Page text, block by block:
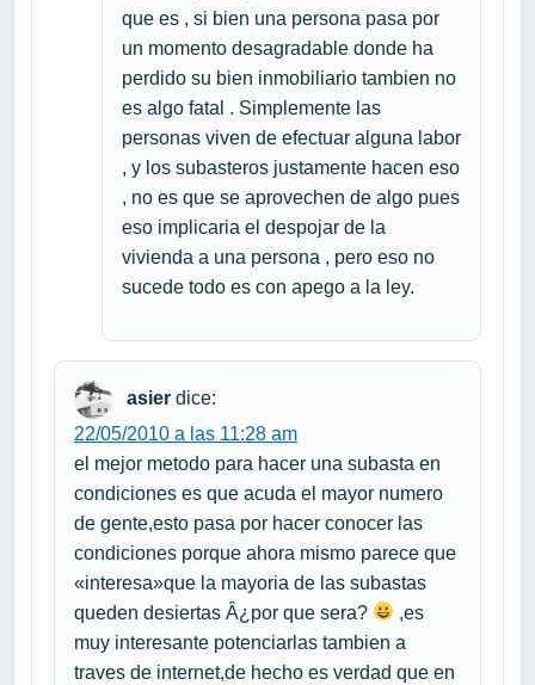
que es , si bien una persona pasa por
un momento desagradable donde ha
perdido su bien inmobiliario tambien no
es algo fatal . Simplemente las
personas viven de efectuar alguna labor
, y los subasteros justamente hacen eso
, no es que se aprovechen de algo pues
eso implicaria el despojar de la
vivienda a una persona , pero eso no
sucede todo es con apego a la ley.
asier dice:
22/05/2010 a las 11:28 am
el mejor metodo para hacer una subasta en
condiciones es que acuda el mayor numero
de gente,esto pasa por hacer conocer las
condiciones porque ahora mismo parece que
«interesa»que la mayoria de las subastas
queden desiertas Â¿por que sera?
,es
muy interesante potenciarlas tambien a
traves de internet,de hecho es verdad que en